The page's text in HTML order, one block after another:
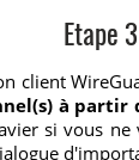
Etape 3
client
à partir
si vous ne